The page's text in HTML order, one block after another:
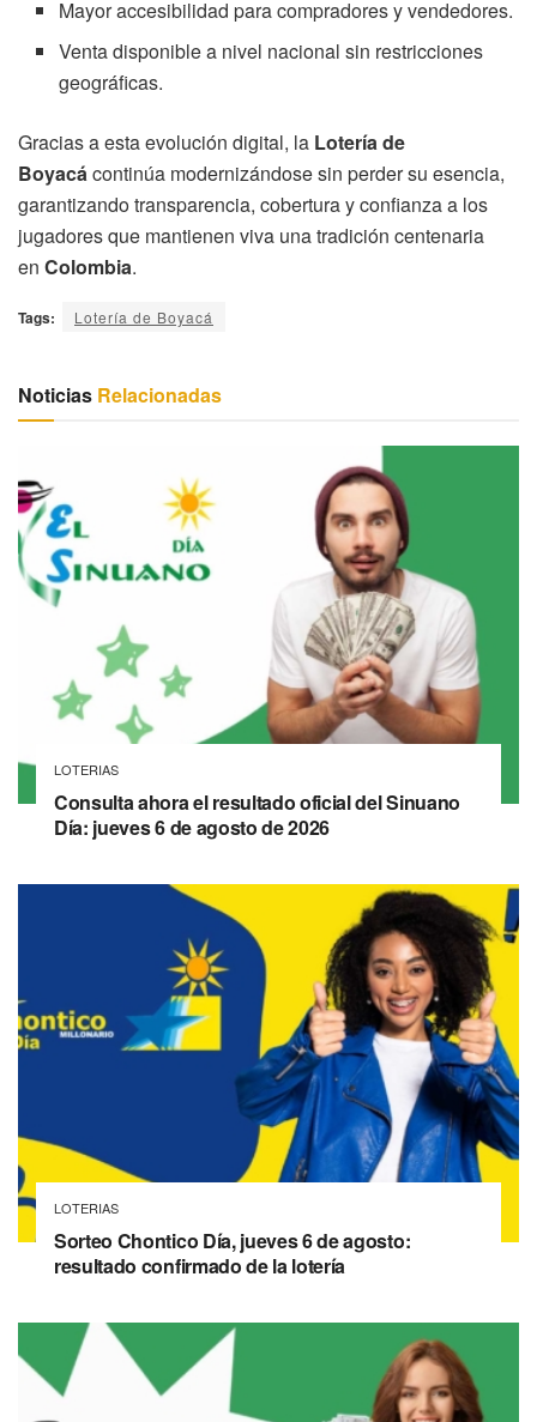
Mayor accesibilidad para compradores y vendedores.
Venta disponible a nivel nacional sin restricciones
geográficas.
Gracias a esta evolución digital, la Lotería de
Boyacácontinúa modernizándose sin perder su esencia,
garantizando transparencia, cobertura y confianza a los
jugadores que mantienen viva una tradición centenaria
en Colombia.
Tags: Lotería de Boyacá
Noticias Relacionadas
LOTERIAS
Consulta ahora el resultado oficial del Sinuano
Día: jueves 6 de agosto de 2026
LOTERIAS
Sorteo Chontico Día, jueves 6 de agosto:
resultado confirmado de la lotería